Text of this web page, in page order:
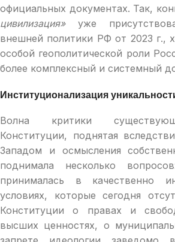
официальных документах. Так,
цивилизация»уже
внешней политики РФ от 2023 г.,
особой геополитической роли
более комплексный и системный
Институционализация
Волна критики
Конституции, поднятая
Западом и осмысления
поднимала несколько
принималась в качественно
условиях, которые сегодня
Конституции о правах и
высших ценностях, о